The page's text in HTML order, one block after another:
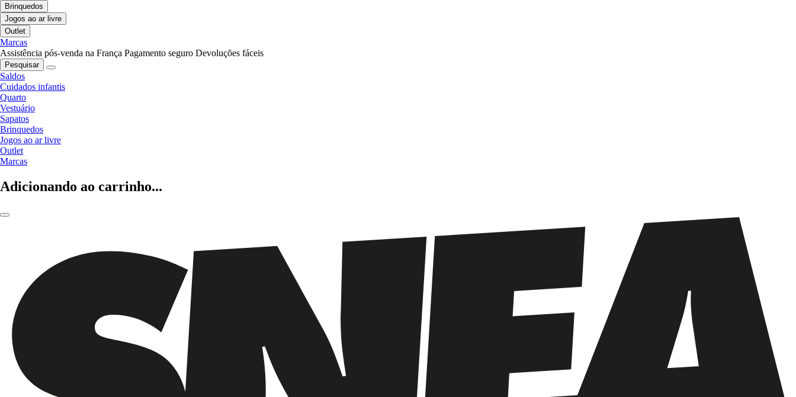
Brinquedos
Jogos ao ar livre
Outlet
Marcas
Assistência pós-venda na França Pagamento seguro Devoluções fáceis
Pesquisar
Saldos
Cuidados infantis
Quarto
Vestuário
Sapatos
Brinquedos
Jogos ao ar livre
Outlet
Marcas
Adicionando ao carrinho...